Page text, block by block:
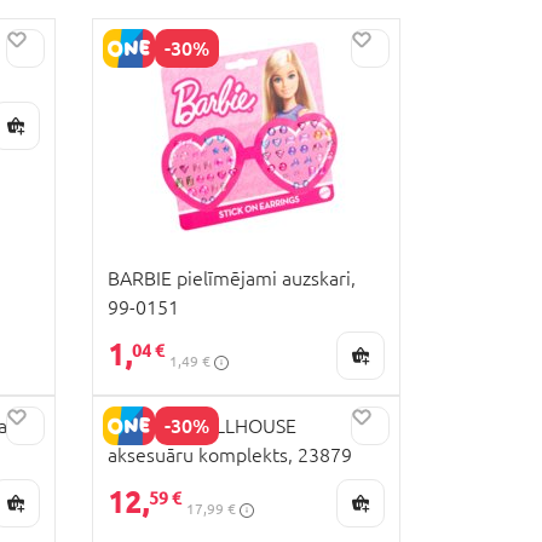
-30%
BARBIE pielīmējami auzskari,
99-0151
1,04 €
1,49 €
-30%
GABBY'S DOLLHOUSE
aksesuāru komplekts, 23879
12,59 €
17,99 €